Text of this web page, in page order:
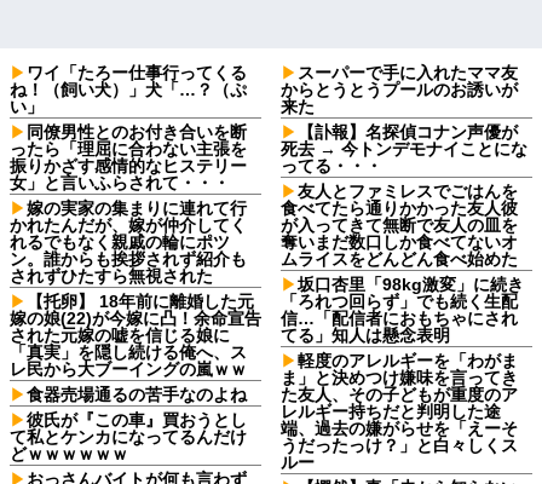
ワイ「たろー仕事行ってくる
ね！（飼い犬）」犬「…？（ぷ
い」
同僚男性とのお付き合いを断
ったら「理屈に合わない主張を
振りかざす感情的なヒステリー
女」と言いふらされて・・・
嫁の実家の集まりに連れて行
かれたんだが、嫁が仲介してく
れるでもなく親戚の輪にポツ
ン。誰からも挨拶されず紹介も
されずひたすら無視された
【托卵】 18年前に離婚した元
嫁の娘(22)が今嫁に凸！余命宣告
された元嫁の嘘を信じる娘に
「真実」を隠し続ける俺へ、ス
レ民から大ブーイングの嵐ｗｗ
食器売場通るの苦手なのよね
彼氏が『この車』買おうとし
て私とケンカになってるんだけ
どｗｗｗｗｗｗ
おっさんバイトが何も言わず
スーパーで手に入れたママ友
からとうとうプールのお誘いが
来た
【訃報】名探偵コナン声優が
死去 → 今トンデモナイことにな
ってる・・・
友人とファミレスでごはんを
食べてたら通りかかった友人彼
が入ってきて無断で友人の皿を
奪いまだ数口しか食べてないオ
ムライスをどんどん食べ始めた
坂口杏里「98kg激変」に続き
「ろれつ回らず」でも続く生配
信…「配信者におもちゃにされ
てる」知人は懸念表明
軽度のアレルギーを「わがま
ま」と決めつけ嫌味を言ってき
た友人、その子どもが重度のア
レルギー持ちだと判明した途
端、過去の嫌がらせを「えーそ
うだったっけ？」と白々しくス
ルー